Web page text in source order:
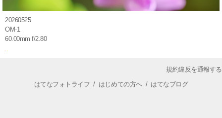
20260525
OM-1
60.00mm f/2.80
規約違反を通報する
はてなフォトライフ / はじめての方へ/ はてなブログ